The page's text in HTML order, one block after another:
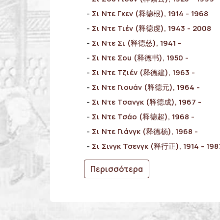
Σι Ντε Γκεν (释德根), 1914 - 1968
Σι Ντε Τιέν (释德虔), 1943 - 2008
Σι Ντε Σι (释德慈), 1941 -
Σι Ντε Σου (释德书), 1950 -
Σι Ντε Τζιέν (释德建), 1963 -
Σι Ντε Γιουάν (释德元), 1964 -
Σι Ντε Τσανγκ (释德成), 1967 -
Σι Ντε Τσάο (释德超), 1968 -
Σι Ντε Γιάνγκ (释德杨), 1968 -
Σι Σινγκ Τσενγκ (释行正), 1914 -
Περισσότερα